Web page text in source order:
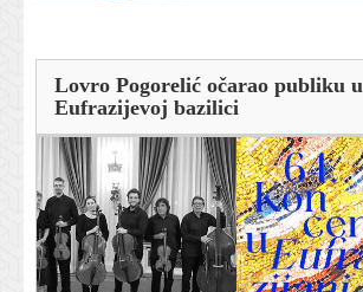
Lovro Pogorelić očarao publiku u
Eufrazijevoj bazilici